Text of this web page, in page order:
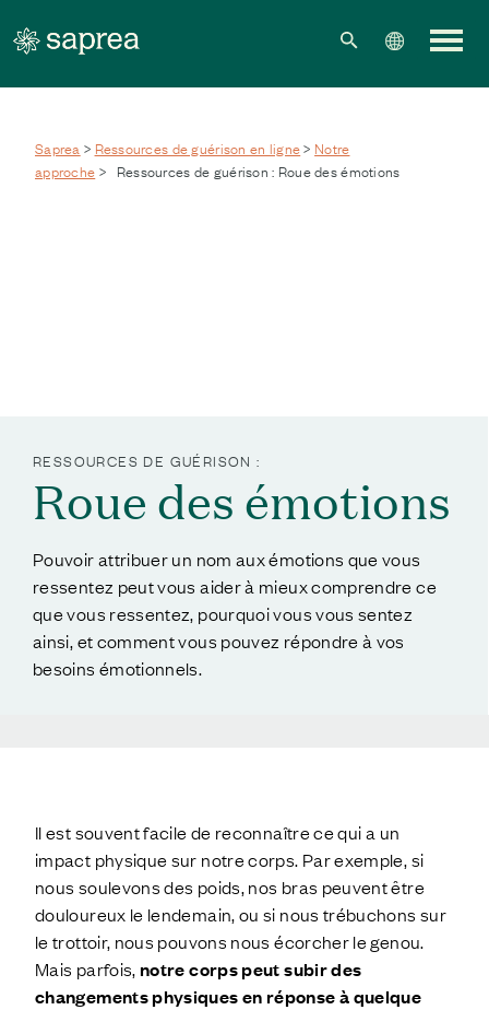
Saprea > Ressources de guérison en ligne> Notre
approche > Ressources de guérison : Roue des émotions
RESSOURCES DE GUÉRISON :
Roue des émotions
Pouvoir attribuer un nom aux émotions que vous
ressentez peut vous aider à mieux comprendre ce
que vous ressentez, pourquoi vous vous sentez
ainsi, et comment vous pouvez répondre à vos
besoins émotionnels.
Il est souvent facile de reconnaître ce qui a un
impact physique sur notre corps. Par exemple, si
nous soulevons des poids, nos bras peuvent être
douloureux le lendemain, ou si nous trébuchons sur
le trottoir, nous pouvons nous écorcher le genou.
Mais parfois, notre corps peut subir des
changements physiques en réponse à quelque